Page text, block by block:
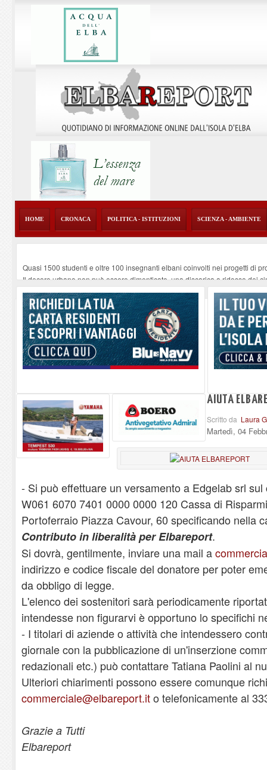
HOME CRONACA POLITICA - ISTITUZIONI SCIENZA - AMBIENTE
Quasi 1500 studenti e oltre 100 insegnanti elbani coinvolti nei progetti di
Il decoro urbano non può essere dimenticato, una discarica a ridosso dei
Capoliveri, Tari 2026. Nuovo regolamento e tariffe rimodulate: nessun
Quando la sanità funziona: il ringraziamento di un paziente a medici e
“Un paese, una storia”, Capoliveri racconta Capoliveri
10-08-2026
AIUTA
Scritto da Laura
Martedì, 04
- Si può effettuare un versamento a Edgelab srl
W061 6070 7401 0000 0000 120 Cassa di
Portoferraio Piazza Cavour, 60 specificando nella
Contributo in liberalità per Elbareport.
Si dovrà, gentilmente, inviare una mail a
indirizzo e codice fiscale del donatore per poter
da obbligo di legge.
L'elenco dei sostenitori sarà periodicamente
intendesse non figurarvi è opportuno lo specifichi
- I titolari di aziende o attività che intendessero
giornale con la pubblicazione di un'inserzione
redazionali etc.) può contattare Tatiana Paolini al
Ulteriori chiarimenti possono essere comunque
commerciale@elbareport.ito telefonicamente al
Grazie a Tutti
Elbareport